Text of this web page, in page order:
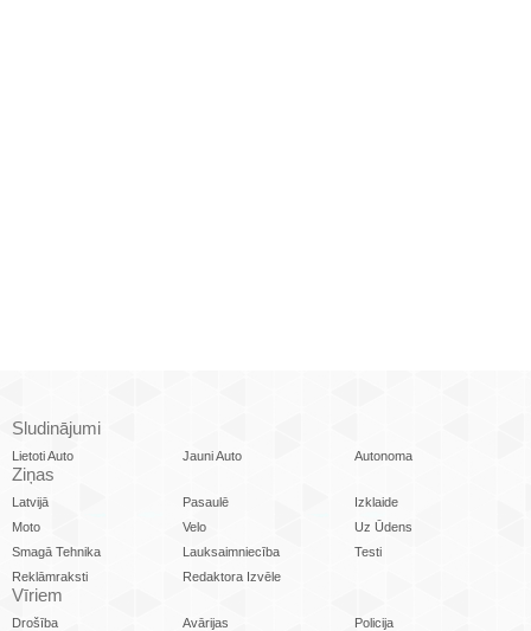
Sludinājumi
Lietoti Auto Jauni Auto Autonoma
Ziņas
Latvijā Pasaulē
Izklaide
Moto
Velo
Uz Ūdens
Smagā Tehnika
Lauksaimniecība
Testi
Reklāmraksti
Redaktora Izvēle
Vīriem
Drošība Avārijas
Policija